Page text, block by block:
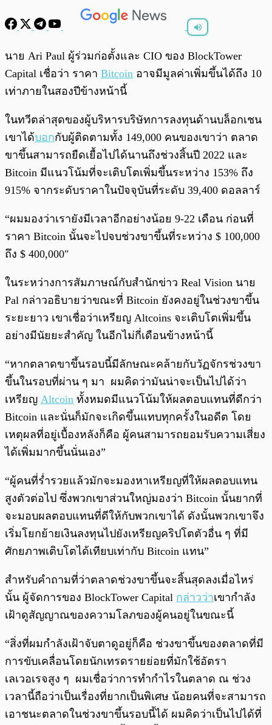
นาย Ari Paul ผู้ร่วมก่อตั้งและ CIO ของ BlockTower
Capital เชื่อว่า ราคา Bitcoin อาจมีมูลค่าเพิ่มขึ้นได้ถึง 10
เท่าภายในสองปีข้างหน้านี้
ในทวีตล่าสุดของผู้บริหารบริษัทการลงทุนด้านบล็อกเชน
เขาได้บอกกับผู้ติดตามทั้ง 149,000 คนของเขาว่า ตลาด
ขาขึ้นสามารถยืดเยื้อไปได้นานถึงช่วงสิ้นปี 2022 และ
Bitcoin มีแนวโน้มที่จะเติบโตเพิ่มขึ้นระหว่าง 153% ถึง
915% จากระดับราคาในปัจจุบันที่ระดับ 39,400 ดอลลาร์
“ผมมองว่าเรายังมีเวลาอีกอย่างน้อย 9-22 เดือน ก่อนที่
ราคา Bitcoin นั้นจะไปจบช่วงขาขึ้นที่ระหว่าง $ 100,000
ถึง $ 400,000″
ในระหว่างการสัมภาษณ์กับสำนักข่าว Real Vision นาย
Pal กล่าวอธิบายว่าขณะที่ Bitcoin ยังคงอยู่ในช่วงขาขึ้น
ระยะยาว เขาเชื่อว่าเหรียญ Altcoins จะเติบโตเพิ่มขึ้น
อย่างมีนัยยะสำคัญ ในอีกไม่กี่เดือนข้างหน้านี้
“หากตลาดขาขึ้นรอบนี้มีลักษณะคล้ายกับวัฏจักรช่วงขา
ขึ้นในรอบที่ผ่าน ๆ มา ผมคิดว่ามันน่าจะเป็นไปได้ว่า
เหรียญ Altcoin ทั้งหมดมีแนวโน้มให้ผลตอบแทนที่ดีกว่า
Bitcoin และนั่นก็มักจะเกิดขึ้นแทบทุกครั้งในอดีต โดย
เหตุผลที่อยู่เบื้องหลังก็คือ ผู้คนสามารถยอมรับความเสี่ยง
ได้เพิ่มมากขึ้นนั่นเอง”
“ผู้คนที่ร่ำรวยแล้วมักจะมองหาเหรียญที่ให้ผลตอบแทน
สูงตัวต่อไป ซึ่งพวกเขาส่วนใหญ่มองว่า Bitcoin นั้นยากที่
จะมอบผลตอบแทนที่ดีให้กับพวกเขาได้ ดังนั้นพวกเขาจึง
เริ่มโยกย้ายเงินลงทุนไปยังเหรียญคริปโตตัวอื่น ๆ ที่มี
ศักยภาพเติบโตได้เทียบเท่ากับ Bitcoin แทน”
สำหรับคำถามที่ว่าตลาดช่วงขาขึ้นจะสิ้นสุดลงเมื่อไหร่
นั้น ผู้จัดการของ BlockTower Capital กล่าวว่าเขากำลัง
เฝ้าดูสัญญาณของความโลภของผู้คนอยู่ในขณะนี้
“สิ่งที่ผมกำลังเฝ้าจับตาดูอยู่ก็คือ ช่วงขาขึ้นของตลาดที่มี
การขับเคลื่อนโดยนักเทรดรายย่อยที่มักใช้อัตรา
เลเวอเรจสูง ๆ ผมเชื่อว่าการทำกำไรในตลาด ณ ช่วง
เวลานี้ถือว่าเป็นเรื่องที่ยากเป็นพิเศษ น้อยคนที่จะสามารถ
เอาชนะตลาดในช่วงขาขึ้นรอบนี้ได้ ผมคิดว่าเป็นไปได้ที่